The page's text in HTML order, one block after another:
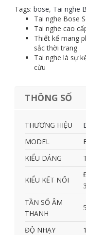
quantity
Tags: bose, Tai nghe
Tai nghe Bose
Tai nghe cao
Thiết kế mang
sắc thời trang
Tai nghe là sự
cừu
THÔNG SỐ
THƯƠNG HIỆU
MODEL
KIỂU DÁNG
KIỂU KẾT NỐI
TẦN SỐ ÂM
THANH
ĐỘ NHẠY